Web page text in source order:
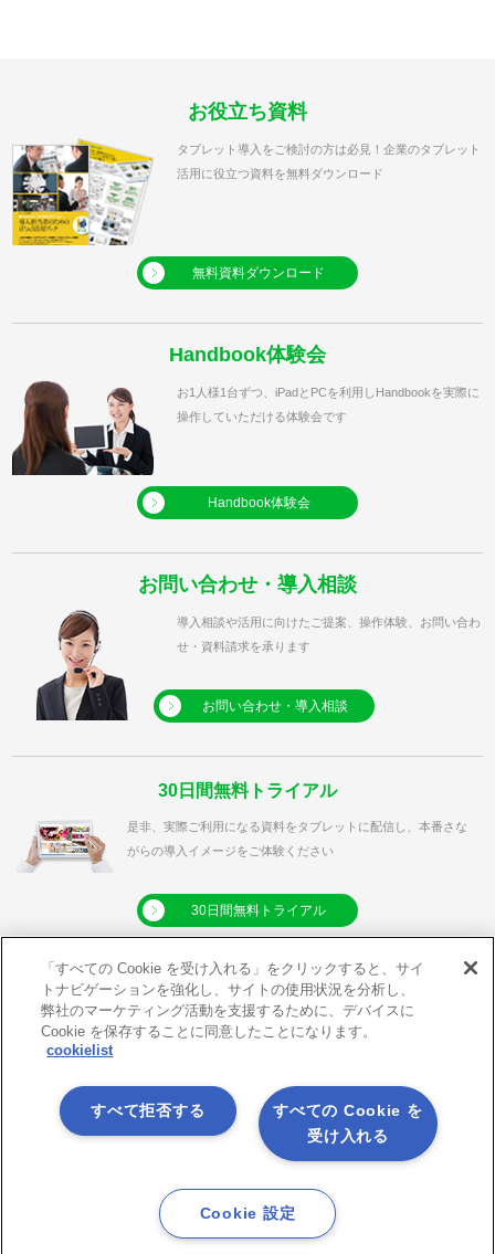
お役立ち資料
タブレット導入をご検討の方は必見！企業のタブレット
活用に役立つ資料を無料ダウンロード
無料資料ダウンロード
Handbook体験会
お1人様1台ずつ、iPadとPCを利用しHandbookを実際に
操作していただける体験会です
Handbook体験会
お問い合わせ・導入相談
導入相談や活用に向けたご提案、操作体験、お問い合わ
せ・資料請求を承ります
お問い合わせ・導入相談
30日間無料トライアル
是非、実際ご利用になる資料をタブレットに配信し、本番さな
がらの導入イメージをご体験ください
30日間無料トライアル
利用規約 プライバシーポリシー
クッキーポリシー
メールマガジン解除 サイトマップ
アプリダウンロード
Youtube
© 2026 Asteria Corporation
「すべての Cookie を受け入れる」をクリックすると、サイ
トナビゲーションを強化し、サイトの使用状況を分析し、
弊社のマーケティング活動を支援するために、デバイスに
Cookie を保存することに同意したことになります。
cookielist
すべての Cookie を
受け入れる
すべて拒否する
Cookie 設定